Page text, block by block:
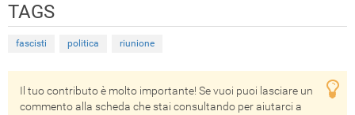
TAGS
fascisti politica riunione
Il tuo contributo è molto importante! Se vuoi puoi lasciare un
commento alla scheda che stai consultando per aiutarci a